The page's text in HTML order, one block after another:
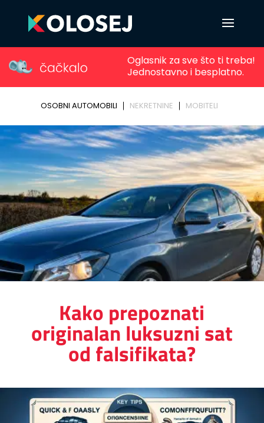
Kako prepoznati
originalan luksuzni sat
od falsifikata?